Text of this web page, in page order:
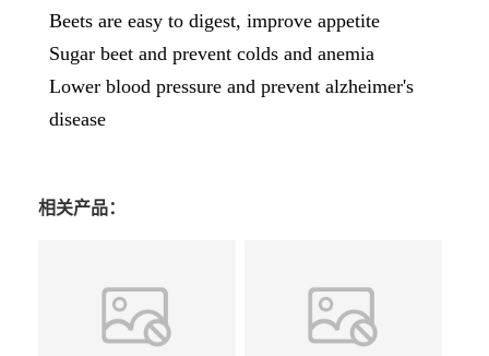
Beets are easy to digest, improve appetite
Sugar beet and prevent colds and anemia
Lower blood pressure and prevent alzheimer's
disease
相关产品：